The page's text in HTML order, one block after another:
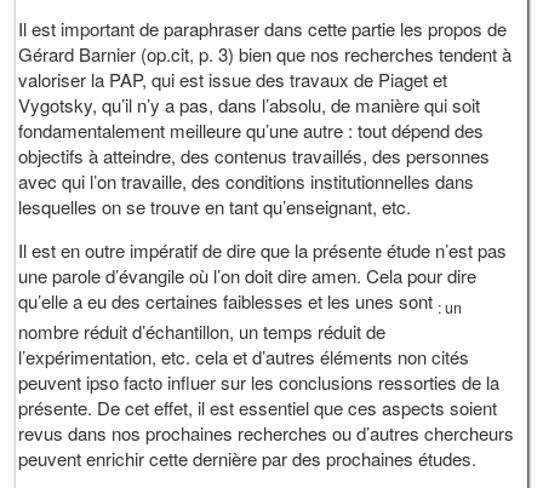
Il est important de paraphraser dans cette partie les propos de
Gérard Barnier (op.cit, p. 3) bien que nos recherches tendent à
valoriser la PAP, qui est issue des travaux de Piaget et
Vygotsky, qu’il n’y a pas, dans l’absolu, de manière qui soit
fondamentalement meilleure qu’une autre : tout dépend des
objectifs à atteindre, des contenus travaillés, des personnes
avec qui l’on travaille, des conditions institutionnelles dans
lesquelles on se trouve en tant qu’enseignant, etc.
Il est en outre impératif de dire que la présente étude n’est pas
une parole d’évangile où l’on doit dire amen. Cela pour dire
qu’elle a eu des certaines faiblesses et les unes sont : un
nombre réduit d’échantillon, un temps réduit de
l’expérimentation, etc. cela et d’autres éléments non cités
peuvent ipso facto influer sur les conclusions ressorties de la
présente. De cet effet, il est essentiel que ces aspects soient
revus dans nos prochaines recherches ou d’autres chercheurs
peuvent enrichir cette dernière par des prochaines études.